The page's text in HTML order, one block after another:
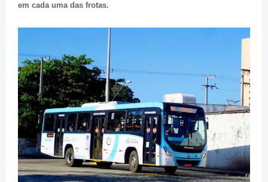
em cada uma das frotas.